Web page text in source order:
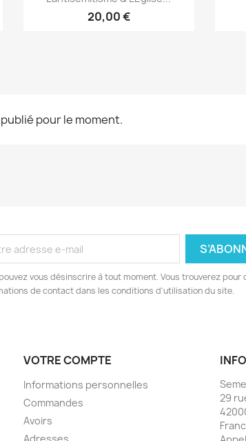
20,00 €
pour le moment.
vous désinscrire à tout moment. Vous trouverez pour
de contact dans les conditions d'utilisation du site.
VOTRE COMPTE
Informations personnelles
Commandes
Avoirs
29